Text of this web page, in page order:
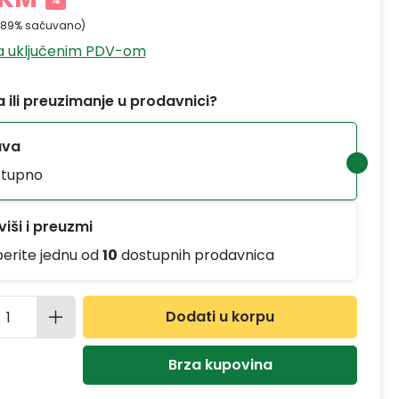
sačuvano)
uključenim PDV-om
ili preuzimanje u prodavnici?
i preuzmi
jednu od10 dostupnih prodavnica
proizvoda: Unesite željenu
Dodati u korpu
Brza kupovina